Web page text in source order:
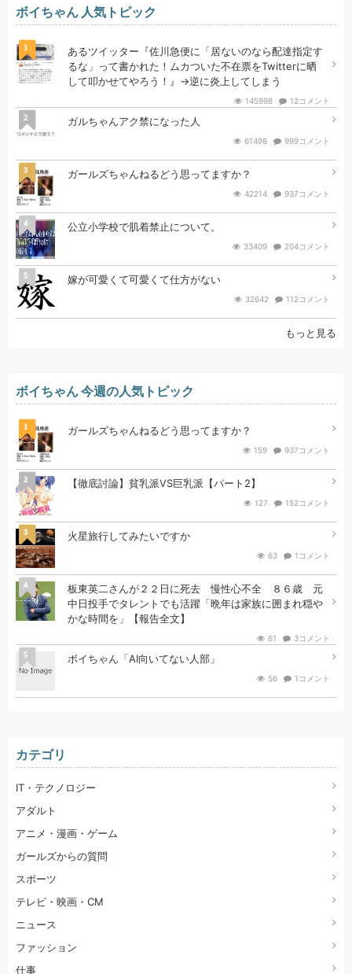
ボイちゃん 人気トピック
1
あるツイッター『佐川急便に「居ないのなら配達指定す
るな」って書かれた！ムカついた不在票をTwitterに晒
して叩かせてやろう！』→逆に炎上してしまう
145998 12コメント
2 ガルちゃんアク禁になった人
61498 999コメント
3 ガールズちゃんねるどう思ってますか？
42214 937コメント
4 公立小学校で肌着禁止について。
33409 204コメント
5 嫁が可愛くて可愛くて仕方がない
32642 112コメント
もっと見る
ボイちゃん 今週の人気トピック
1 ガールズちゃんねるどう思ってますか？
159 937コメント
2 【徹底討論】貧乳派VS巨乳派【パート2】
127 152コメント
3 火星旅行してみたいですか
63 1コメント
4
板東英二さんが２２日に死去 慢性心不全 ８６歳 元
中日投手でタレントでも活躍「晩年は家族に囲まれ穏や
かな時間を」【報告全文】
61 3コメント
5 ボイちゃん「AI向いてない人部」
56 1コメント
カテゴリ
IT・テクノロジー
アダルト
アニメ・漫画・ゲーム
ガールズからの質問
スポーツ
テレビ・映画・CM
ニュース
ファッション
仕事